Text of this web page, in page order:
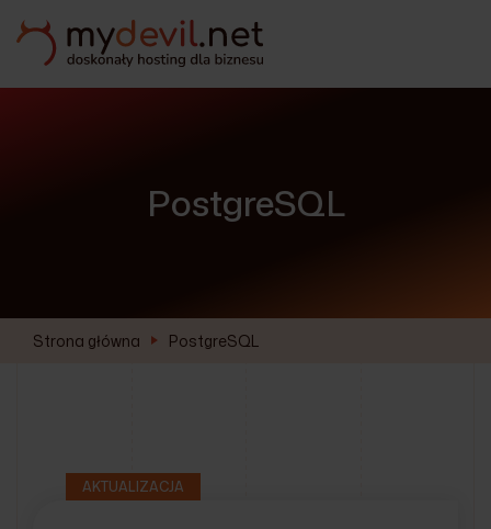
PostgreSQL
Strona główna PostgreSQL
AKTUALIZACJA